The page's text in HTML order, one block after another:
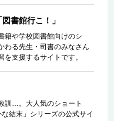
書館行こ！」
籍や学校図書館向けのシ
わる先生・司書のみなさん
支援するサイトです。
訓…。大人気のショート
結末」シリーズの公式サイ